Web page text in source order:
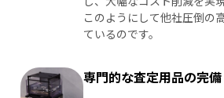
このようにして他社圧倒の
ているのです。
専門的な査定用品の完備